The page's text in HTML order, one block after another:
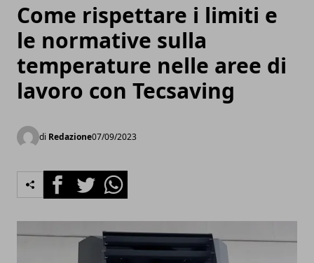
Come rispettare i limiti e
le normative sulla
temperature nelle aree di
lavoro con Tecsaving
di Redazione07/09/2023
FacebookTwitterWhatsapp